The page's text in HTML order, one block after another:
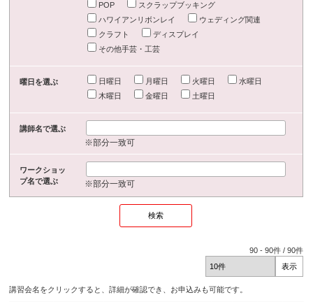
POP
スクラップブッキング
ハワイアンリボンレイ
ウェディング関連
クラフト
ディスプレイ
その他手芸・工芸
曜日を選ぶ 日曜日 月曜日 火曜日
水曜日
木曜日
金曜日 土曜日
講師名で選ぶ
※部分一致可
ワークショッ
プ名で選ぶ
※部分一致可
90 -90件 /90件
講習会名をクリックすると、詳細が確認でき、お申込みも可能です。